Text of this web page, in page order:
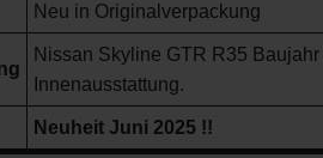
Neu in Originalverpackung
Nissan Skyline GTR R35
Innenausstattung.
Neuheit Juni 2025 !!